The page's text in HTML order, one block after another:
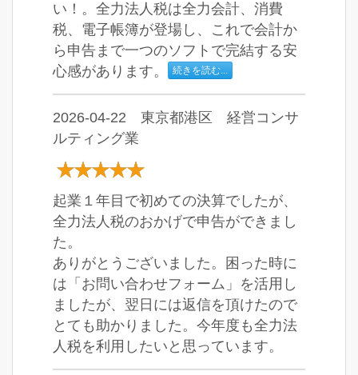
い！。全力法人税は全力会計、消費
税、電子帳簿が登場し、これで会計か
ら申告まで一つのソフトで完結する安
心感があります。
続きを読む...
2026-04-22 東京都港区 経営コンサ
ルティング業
起業１年目で初めての決算でしたが、
全力法人税のおかげで申告ができまし
た。
ありがとうございました。困った時に
は「お問い合わせフォーム」を活用し
ましたが、翌日には返信を頂けたので
とても助かりました。今年度も全力法
人税を利用したいと思っています。